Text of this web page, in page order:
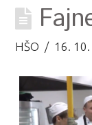
HŠO 16.